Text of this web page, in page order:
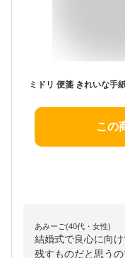
この
あみーご(40代・女性)
結婚式で良心に向
残すものだと思う